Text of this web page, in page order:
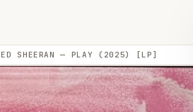
ED SHEERAN — PLAY (2025) [LP]